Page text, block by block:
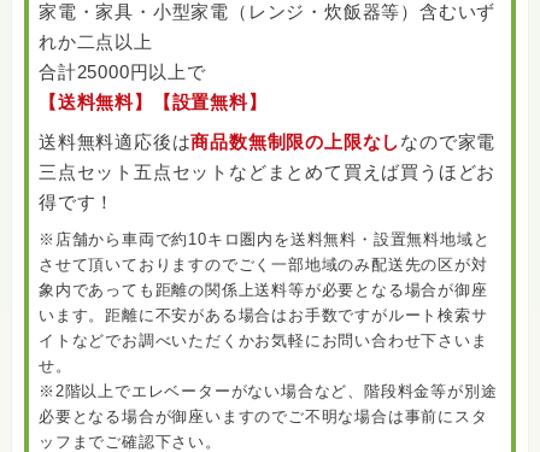
家電・家具・小型家電（レンジ・炊飯器等）含むいず
れか二点以上
合計25000円以上で
【送料無料】【設置無料】
送料無料適応後は商品数無制限の上限なしなので家電
三点セット五点セットなどまとめて買えば買うほどお
得です！
※店舗から車両で約10キロ圏内を送料無料・設置無料地域と
させて頂いておりますのでごく一部地域のみ配送先の区が対
象内であっても距離の関係上送料等が必要となる場合が御座
います。距離に不安がある場合はお手数ですがルート検索サ
イトなどでお調べいただくかお気軽にお問い合わせ下さいま
せ。
※2階以上でエレベーターがない場合など、階段料金等が別途
必要となる場合が御座いますのでご不明な場合は事前にスタ
ッフまでご確認下さい。